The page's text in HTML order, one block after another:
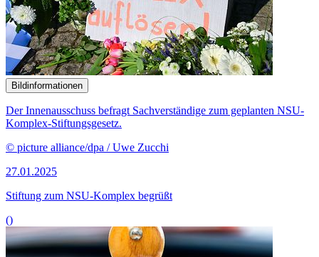
Bildinformationen
Der Innenausschuss befragt Sachverständige zum geplanten NSU-
Komplex-Stiftungsgesetz.
© picture alliance/dpa / Uwe Zucchi
27.01.2025
Stiftung zum NSU-Komplex begrüßt
()